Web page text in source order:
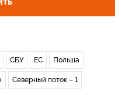
СБУ ЕС Польша
Северный поток – 1